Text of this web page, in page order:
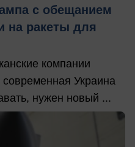
с обещанием
на ракеты для
компании
Украина
нужен новый ...